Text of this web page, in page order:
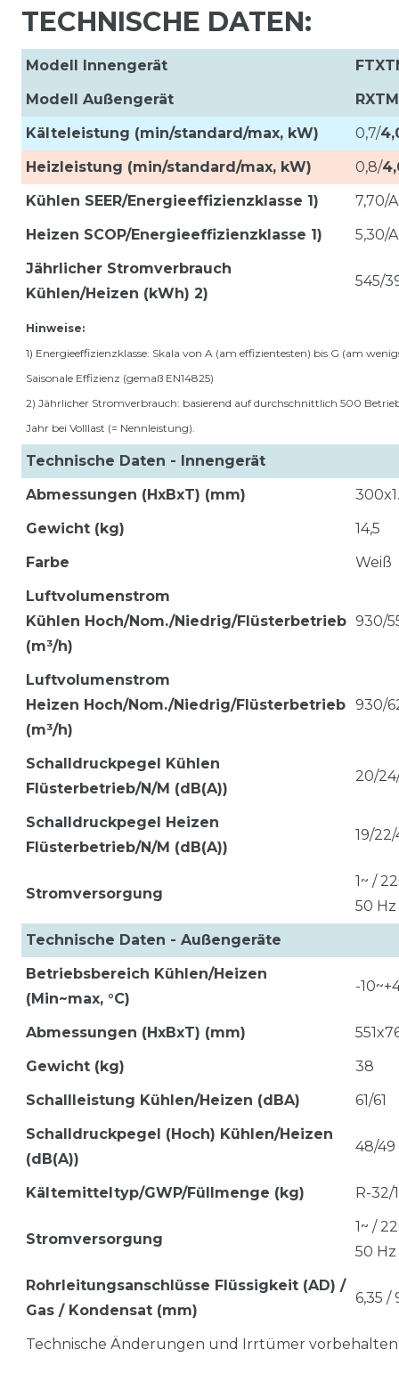
TECHNISCHE DATEN:
Modell Innengerät
Modell Außengerät
Kälteleistung (min/standard/max, kW)
0,7/
Heizleistung (min/standard/max, kW)
0,8/
Kühlen SEER/Energieeffizienzklasse 1)
7,70/
Heizen SCOP/Energieeffizienzklasse 1)
5,30/
Jährlicher Stromverbrauch
Kühlen/Heizen (kWh) 2)
545/
Hinweise:
1) Energieeffizienzklasse: Skala von A (am effizientesten) bis G (am
Saisonale Effizienz (gemaß EN14825)
2) Jährlicher Stromverbrauch: basierend auf durchschnittlich 500
Jahr bei Volllast (= Nennleistung).
Technische Daten - Innengerät
Abmessungen (HxBxT) (mm)
Gewicht (kg)
14,5
Farbe
Weiß
Luftvolumenstrom
Kühlen Hoch/Nom./Niedrig/Flüsterbetrieb
(m³/h)
930/
Luftvolumenstrom
Heizen Hoch/Nom./Niedrig/Flüsterbetrieb
(m³/h)
930/
Schalldruckpegel Kühlen
Flüsterbetrieb/N/M (dB(A))
20/
Schalldruckpegel Heizen
Flüsterbetrieb/N/M (dB(A))
19/22/
Stromversorgung
1~ /
50 Hz
Technische Daten - Außengeräte
Betriebsbereich Kühlen/Heizen
(Min~max, °C)
-
Abmessungen (HxBxT) (mm)
Gewicht (kg)
38
Schallleistung Kühlen/Heizen (dBA)
61/61
Schalldruckpegel (Hoch) Kühlen/Heizen
(dB(A))
48/49
Kältemitteltyp/GWP/Füllmenge (kg) R-32/
Stromversorgung
1~ /
50 Hz
Rohrleitungsanschlüsse Flüssigkeit (AD) /
Gas / Kondensat (mm)
6,35 /
Technische Änderungen und Irrtümer